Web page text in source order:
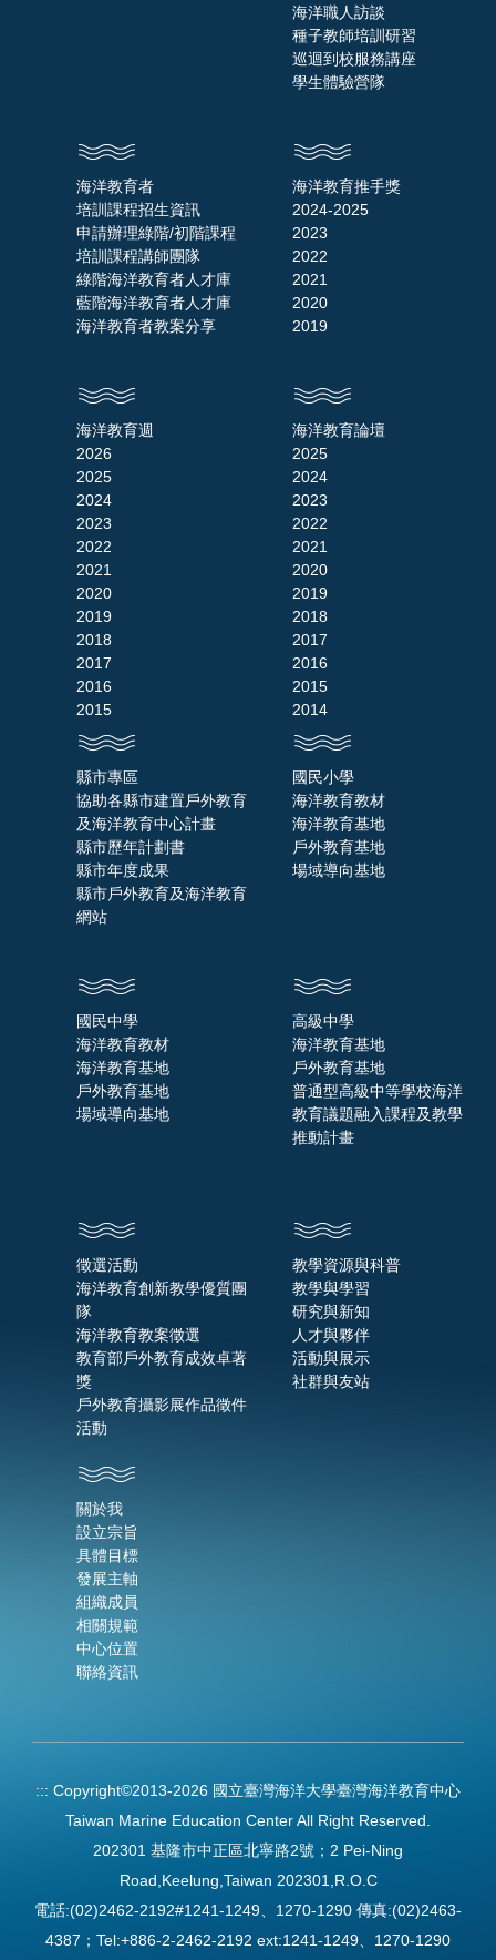
海洋職人訪談
種子教師培訓研習
巡迴到校服務講座
學生體驗營隊
海洋教育者
培訓課程招生資訊
申請辦理綠階/初階課程
培訓課程講師團隊
綠階海洋教育者人才庫
藍階海洋教育者人才庫
海洋教育者教案分享
海洋教育推手獎
2024-2025
2023
2022
2021
2020
2019
海洋教育週
2026
2025
2024
2023
2022
2021
2020
2019
2018
2017
2016
2015
海洋教育論壇
2025
2024
2023
2022
2021
2020
2019
2018
2017
2016
2015
2014
縣市專區
協助各縣市建置戶外教育
及海洋教育中心計畫
縣市歷年計劃書
縣市年度成果
縣市戶外教育及海洋教育
網站
國民小學
海洋教育教材
海洋教育基地
戶外教育基地
場域導向基地
國民中學
海洋教育教材
海洋教育基地
戶外教育基地
場域導向基地
高級中學
海洋教育基地
戶外教育基地
普通型高級中等學校海洋
教育議題融入課程及教學
推動計畫
徵選活動
海洋教育創新教學優質團
隊
海洋教育教案徵選
教育部戶外教育成效卓著
獎
戶外教育攝影展作品徵件
活動
教學資源與科普
教學與學習
研究與新知
人才與夥伴
活動與展示
社群與友站
關於我
設立宗旨
具體目標
發展主軸
組織成員
相關規範
中心位置
聯絡資訊
::: Copyright©2013-2026 國立臺灣海洋大學臺灣海洋教育中心
Taiwan Marine Education Center All Right Reserved.
202301 基隆市中正區北寧路2號；2 Pei-Ning
Road,Keelung,Taiwan 202301,R.O.C
電話:(02)2462-2192#1241-1249、1270-1290 傳真:(02)2463-
4387；Tel:+886-2-2462-2192 ext:1241-1249、1270-1290